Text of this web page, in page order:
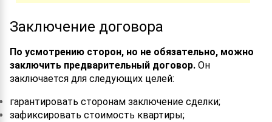
Заключение договора
По усмотрению сторон, но не обязательно, можно
заключить предварительный договор. Он
заключается для следующих целей:
гарантировать сторонам заключение сделки;
зафиксировать стоимость квартиры;